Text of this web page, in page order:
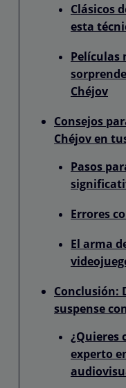
Clásicos
esta
Películas
Chéjov
Consejos
Chéjov en
Pasos
Errores
El arma
Conclusión:
suspense
¿Quieres
experto